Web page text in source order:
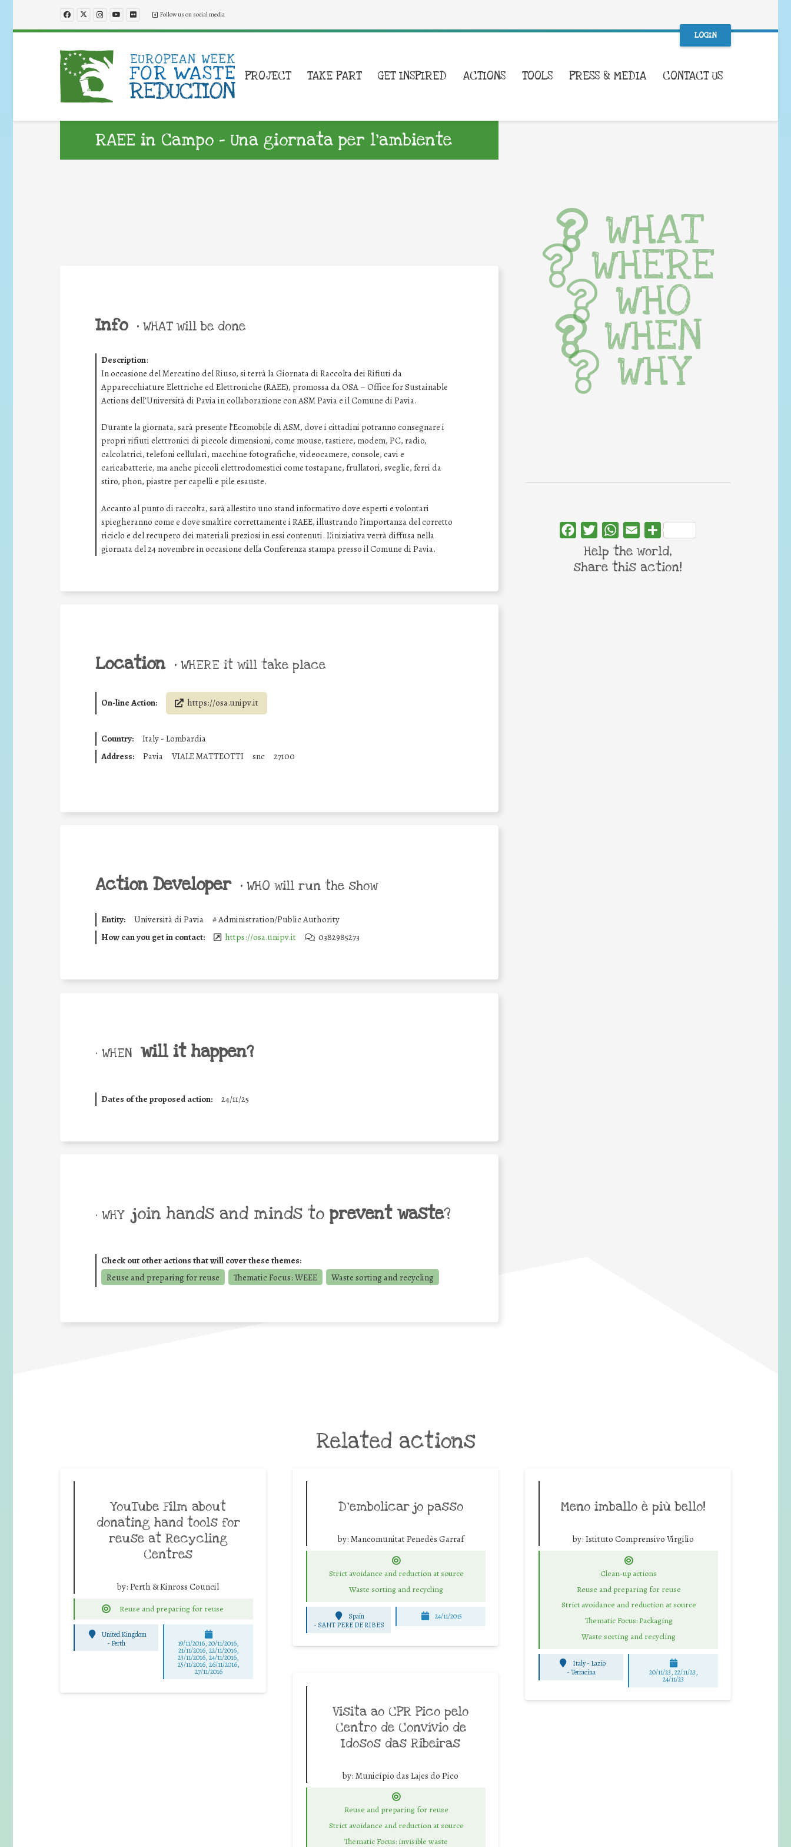
Follow us on social media
LOGIN
PROJECT TAKE PART GET INSPIRED ACTIONS TOOLS PRESS & MEDIA CONTACT US
RAEE in Campo – Una giornata per l’ambiente
Info • WHAT will be done
Description:
In occasione del Mercatino del Riuso, si terrà la Giornata di Raccolta dei Rifiuti da
Apparecchiature Elettriche ed Elettroniche (RAEE), promossa da OSA – Office for Sustainable
Actions dell’Università di Pavia in collaborazione con ASM Pavia e il Comune di Pavia.
Durante la giornata, sarà presente l’Ecomobile di ASM, dove i cittadini potranno consegnare i
propri rifiuti elettronici di piccole dimensioni, come mouse, tastiere, modem, PC, radio,
calcolatrici, telefoni cellulari, macchine fotografiche, videocamere, console, cavi e
caricabatterie, ma anche piccoli elettrodomestici come tostapane, frullatori, sveglie, ferri da
stiro, phon, piastre per capelli e pile esauste.
Accanto al punto di raccolta, sarà allestito uno stand informativo dove esperti e volontari
spiegheranno come e dove smaltire correttamente i RAEE, illustrando l’importanza del corretto
riciclo e del recupero dei materiali preziosi in essi contenuti. L’iniziativa verrà diffusa nella
giornata del 24 novembre in occasione della Conferenza stampa presso il Comune di Pavia.
Location • WHERE it will take place
On-line Action: https://osa.unipv.it
Country:
Italy - Lombardia
Address:
Pavia VIALE MATTEOTTI snc 27100
Action Developer • WHO will run the show
Entity: Università di Pavia #Administration/Public Authority
How can you get in contact:
https://osa.unipv.it 0382985273
• WHEN will it happen?
Dates of the proposed action: 24/11/25
• WHY join hands and minds to prevent waste?
Check out other actions that will cover these themes:
Reuse and preparing for reuse
Thematic Focus: WEEE Waste sorting and recycling
WHAT
WHERE
WHO
WHEN
WHY
FacebookTwitterWhatsApp
Email Share
Help the world,
share this action!
Related actions
YouTube Film about
donating hand tools for
reuse at Recycling
Centres
by: Perth & Kinross Council
Reuse and preparing for reuse
United Kingdom
- Perth 19/11/2016, 20/11/2016,
21/11/2016, 22/11/2016,
23/11/2016, 24/11/2016,
25/11/2016, 26/11/2016,
27/11/2016
D’embolicar jo passo
by: Mancomunitat Penedès Garraf
Strict avoidance and reduction at source
Waste sorting and recycling
Spain
- SANT PERE DE RIBES
24/11/2015
Meno imballo è più bello!
by: Istituto Comprensivo Virgilio
Clean-up actions
Reuse and preparing for reuse
Strict avoidance and reduction at source
Thematic Focus: Packaging
Waste sorting and recycling
Italy - Lazio
-Terracina 20/11/23, 22/11/23,
24/11/23
Visita ao CPR Pico pelo
Centro de Convívio de
Idosos das Ribeiras
by: Município das Lajes do Pico
Reuse and preparing for reuse
Strict avoidance and reduction at source
Thematic Focus: invisible waste